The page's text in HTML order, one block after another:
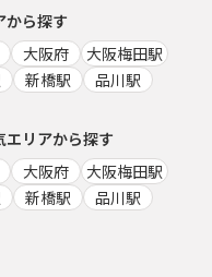
から探す
大阪府
大阪梅田駅
新橋駅
品川駅
エリアから探す
大阪府
大阪梅田駅
新橋駅
品川駅